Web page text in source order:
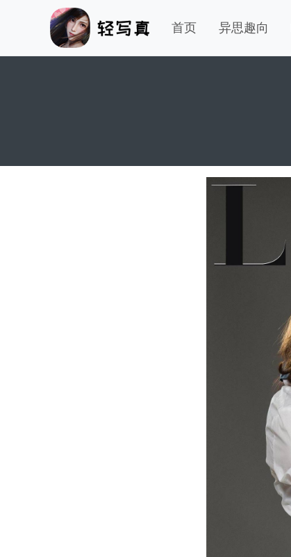
首页 异思趣向